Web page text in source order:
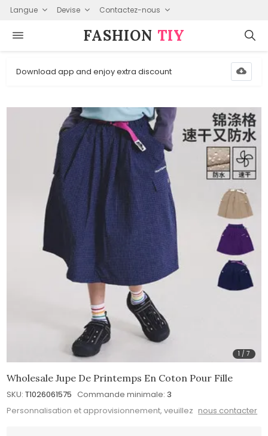
Langue Devise Contactez-nous
FASHION⁠ TIY
Download app and enjoy extra discount
1 /7
Wholesale Jupe De Printemps En Coton Pour Fille
SKU: T1026061575 Commande minimale: 3
Personnalisation et approvisionnement, veuillez nous contacter